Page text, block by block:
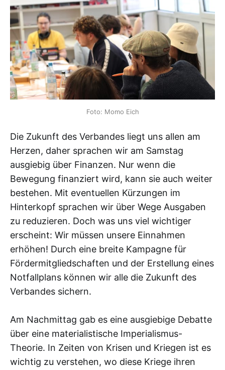
Foto: Momo Eich
Die Zukunft des Verbandes liegt uns allen am
Herzen, daher sprachen wir am Samstag
ausgiebig über Finanzen. Nur wenn die
Bewegung finanziert wird, kann sie auch weiter
bestehen. Mit eventuellen Kürzungen im
Hinterkopf sprachen wir über Wege Ausgaben
zu reduzieren. Doch was uns viel wichtiger
erscheint: Wir müssen unsere Einnahmen
erhöhen! Durch eine breite Kampagne für
Fördermitgliedschaften und der Erstellung eines
Notfallplans können wir alle die Zukunft des
Verbandes sichern.
Am Nachmittag gab es eine ausgiebige Debatte
über eine materialistische Imperialismus-
Theorie. In Zeiten von Krisen und Kriegen ist es
wichtig zu verstehen, wo diese Kriege ihren